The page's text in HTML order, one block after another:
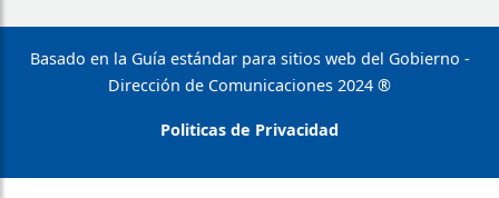
Basado en la Guía estándar para sitios web del Gobierno -
Dirección de Comunicaciones 2024 ®
Politicas de Privacidad